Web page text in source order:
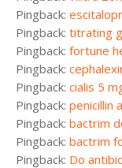
Pingback:
Pingback: titrating
Pingback: fortune
Pingback:
Pingback: cialis 5
Pingback: penicillin
Pingback: bactrim
Pingback: bactrim
Pingback: Do